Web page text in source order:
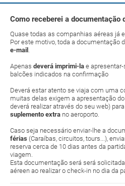
Como receberei a documentação
Quase todas as companhias aéreas já
Por este motivo, toda a documentação
e-mail .
Apenas deverá imprimi-la e
balcões indicados na confirmação
Deverá estar atento se viaja com uma
muitas delas exigem a apresentação
deverá realizar através do seu web)
suplemento extra no aeroporto.
Caso seja necessário enviar-lhe a
férias (Caraíbas, circuitos, tours...),
reserva cerca de 10 dias antes da
viagem.
Esta documentação será será
aéreen ao realizar o check-in no dia da